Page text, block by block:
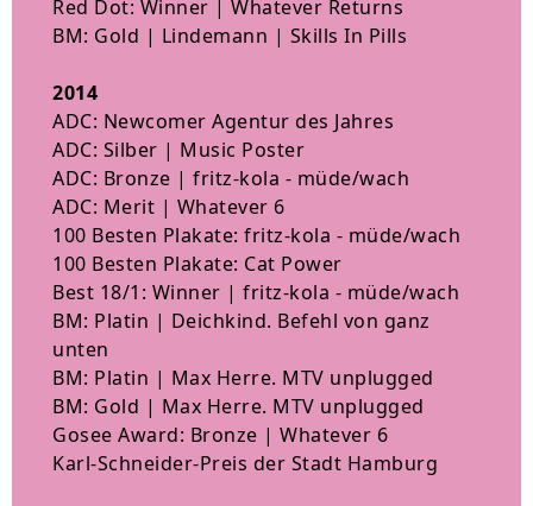
Red Dot: Winner | Whatever Returns
BM: Gold | Lindemann | Skills In Pills
2014
ADC: Newcomer Agentur des Jahres
ADC: Silber | Music Poster
ADC: Bronze | fritz-kola - müde/wach
ADC: Merit | Whatever 6
100 Besten Plakate: fritz-kola - müde/wach
100 Besten Plakate: Cat Power
Best 18/1: Winner | fritz-kola - müde/wach
BM: Platin | Deichkind. Befehl von ganz
unten
BM: Platin | Max Herre. MTV unplugged
BM: Gold | Max Herre. MTV unplugged
Gosee Award: Bronze | Whatever 6
Karl-Schneider-Preis der Stadt Hamburg